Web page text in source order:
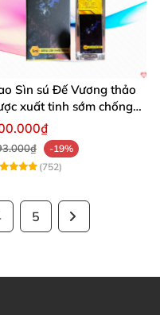
Sìn sú Đế Vương thảo
xuất tinh sớm chống
quả nhất
-19%
(752)
5